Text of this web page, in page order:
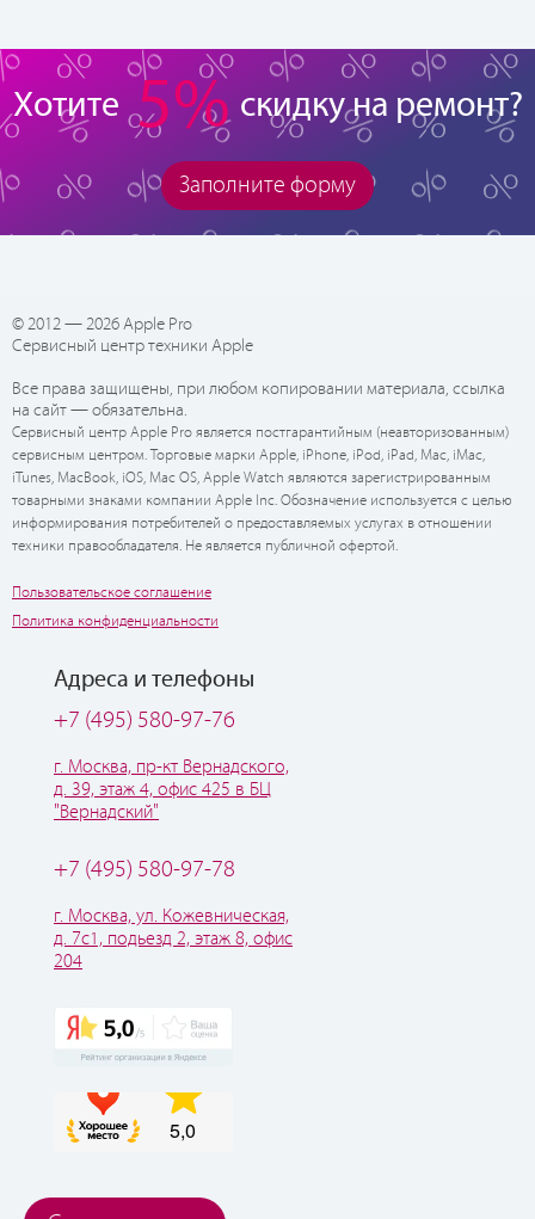
Хотите 5% скидку на ремонт?
Заполните форму
© 2012 — 2026 Apple Pro
Сервисный центр техники Apple
Все права защищены, при любом копировании материала, ссылка
на сайт — обязательна.
Сервисный центр Apple Pro является постгарантийным (неавторизованным)
сервисным центром. Торговые марки Apple, iPhone, iPod, iPad, Mac, iMac,
iTunes, MacBook, iOS, Mac OS, Apple Watch являются зарегистрированным
товарными знаками компании Apple Inc. Обозначение используется с целью
информирования потребителей о предоставляемых услугах в отношении
техники правообладателя. Не является публичной офертой.
Пользовательское соглашение
Политика конфиденциальности
Адреса и телефоны
+7 (495) 580-97-76
г. Москва, пр-кт Вернадского,
д. 39, этаж 4, офис 425 в БЦ
"Вернадский"
+7 (495) 580-97-78
г. Москва, ул. Кожевническая,
д. 7с1, подьезд 2, этаж 8, офис
204